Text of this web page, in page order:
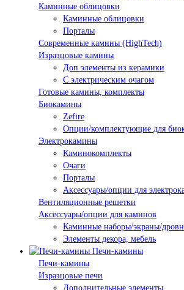
Каминные облицовки
Каминные облицовки
Порталы
Современные камины (HighTech)
Изразцовые камины
Доп элементы из керамики
С электрическим очагом
Готовые камины, комплекты
Биокамины
Zefire
Опции/комплектующие для
Электрокамины
Каминокомплекты
Очаги
Порталы
Аксессуары/опции для
Вентиляционные решетки
Аксессуары/опции для каминов
Каминные наборы/экраны/
Элементы декора, мебель
Печи-камины
Печи-камины
Изразцовые печи
Дополнительные элементы